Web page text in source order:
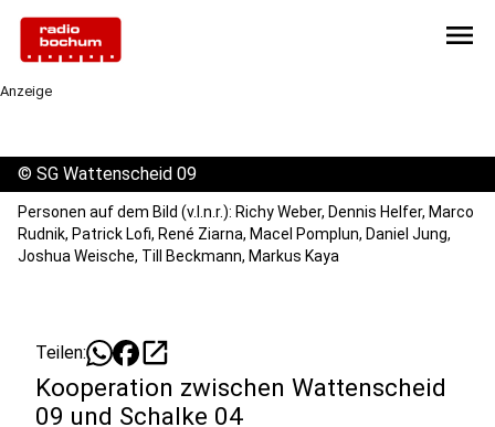
menu
Anzeige
© SG Wattenscheid 09
Personen auf dem Bild (v.l.n.r.): Richy Weber, Dennis Helfer, Marco
Rudnik, Patrick Lofi, René Ziarna, Macel Pomplun, Daniel Jung,
Joshua Weische, Till Beckmann, Markus Kaya
Teilen: open_in_new
Kooperation zwischen Wattenscheid
09 und Schalke 04